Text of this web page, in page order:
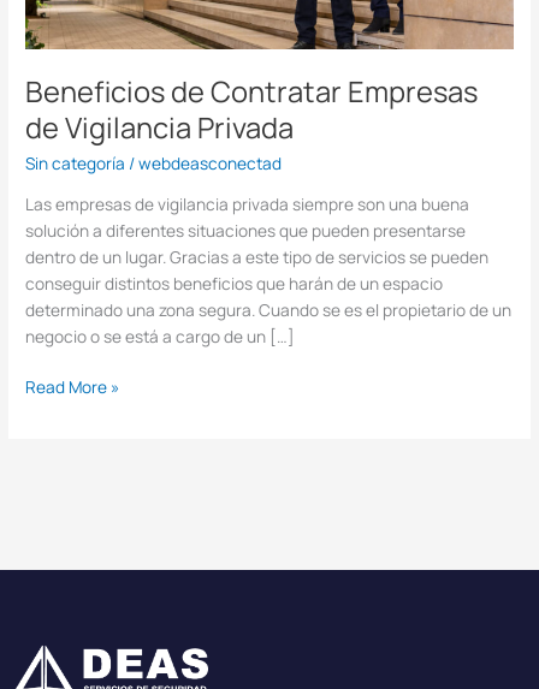
Beneficios de Contratar Empresas
de Vigilancia Privada
Sin categoría /webdeasconectad
Las empresas de vigilancia privada siempre son una buena
solución a diferentes situaciones que pueden presentarse
dentro de un lugar. Gracias a este tipo de servicios se pueden
conseguir distintos beneficios que harán de un espacio
determinado una zona segura. Cuando se es el propietario de un
negocio o se está a cargo de un […]
Read More »